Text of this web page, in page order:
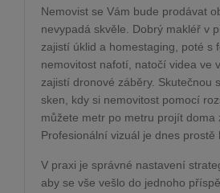
Nemovist se Vám bude prodávat
nevypadá skvěle. Dobrý makléř v
zajistí úklid a homestaging, poté s
nemovitost nafotí, natočí videa ve
zajistí dronové záběry. Skutečnou
sken, kdy si nemovitost pomocí
můžete metr po metru projít doma
Profesionální vizuál je dnes prostě
V praxi je správné nastavení
aby se vše vešlo do jednoho